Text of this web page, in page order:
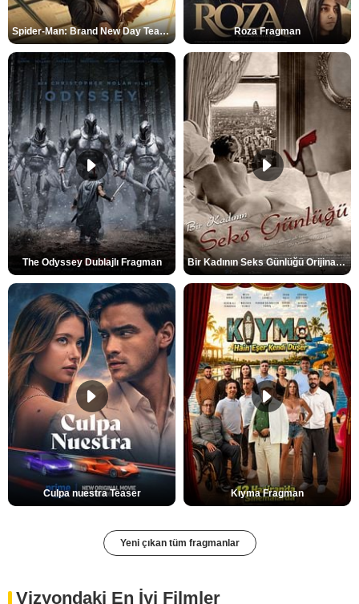
Spider-Man: Brand New Day Teaser Roza Fragman
The Odyssey Dublajlı Fragman Bir Kadının Seks Günlüğü Orijinal Fragman
Culpa nuestra Teaser Kıyma Fragman
Yeni çıkan tüm fragmanlar
Vizyondaki En İyi Filmler